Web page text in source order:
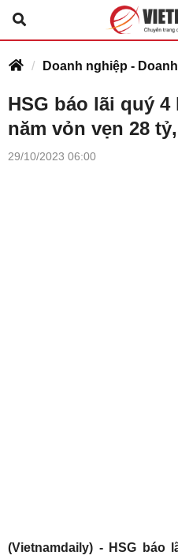
Doanh nghiệp -
HSG báo lãi quý
năm vỏn vẹn 28
29/10/2023 06:00
(Vietnamdaily) - HSG